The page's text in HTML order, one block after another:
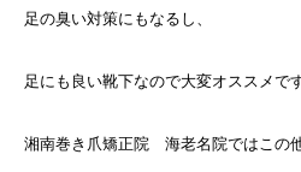
足の臭い対策にもなるし、
足にも良い靴下なので大変オススメで
湘南巻き爪矯正院 海老名院ではこの他